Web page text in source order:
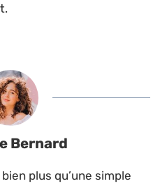
Bernard
plus qu’une simple